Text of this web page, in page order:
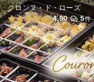
クロンヌ・ド・ローズ
4.90
5件